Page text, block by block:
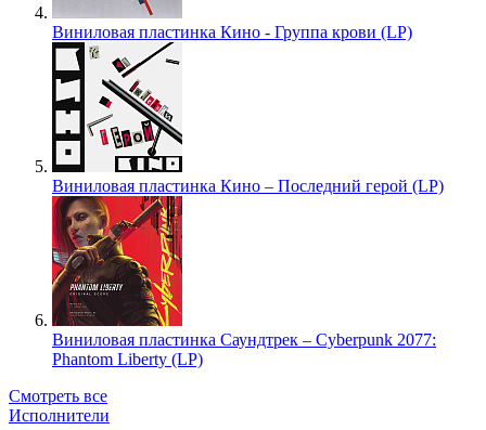
Виниловая пластинка Кино - Группа крови (LP)
Виниловая пластинка Кино – Последний герой (LP)
Виниловая пластинка Саундтрек – Cyberpunk 2077:
Phantom Liberty (LP)
Смотреть все
Исполнители